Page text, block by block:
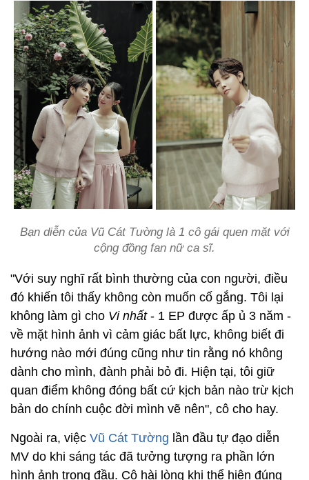
Bạn diễn của Vũ Cát Tường là 1 cô gái quen mặt với
cộng đồng fan nữ ca sĩ.
"Với suy nghĩ rất bình thường của con người, điều
đó khiến tôi thấy không còn muốn cố gắng. Tôi lại
không làm gì cho Vi nhất- 1 EP được ấp ủ 3 năm -
về mặt hình ảnh vì cảm giác bất lực, không biết đi
hướng nào mới đúng cũng như tin rằng nó không
dành cho mình, đành phải bỏ đi. Hiện tại, tôi giữ
quan điểm không đóng bất cứ kịch bản nào trừ kịch
bản do chính cuộc đời mình vẽ nên", cô cho hay.
Ngoài ra, việc Vũ Cát Tường lần đầu tự đạo diễn
MV do khi sáng tác đã tưởng tượng ra phần lớn
hình ảnh trong đầu. Cô hài lòng khi thể hiện đúng